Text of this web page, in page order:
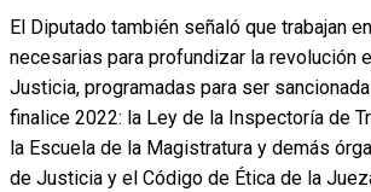
El Diputado también señaló que trabajan
necesarias para profundizar la revolución
Justicia, programadas para ser
finalice 2022: la Ley de la Inspectoría de
la Escuela de la Magistratura y demás
de Justicia y el Código de Ética de la